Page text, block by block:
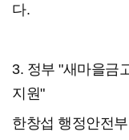
다.
3. 정부 "새마을금
지원"
한창섭 행정안전